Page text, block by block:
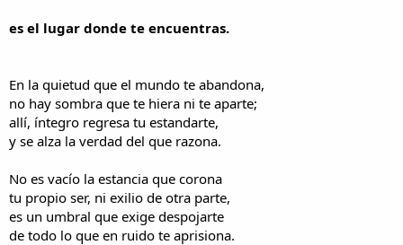
es el lugar donde te encuentras.
En la quietud que el mundo te abandona,
no hay sombra que te hiera ni te aparte;
allí, íntegro regresa tu estandarte,
y se alza la verdad del que razona.
No es vacío la estancia que corona
tu propio ser, ni exilio de otra parte,
es un umbral que exige despojarte
de todo lo que en ruido te aprisiona.